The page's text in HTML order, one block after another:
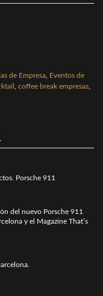
de Empresa
Eventos de
coffee break empresas
del nuevo Porsche 911
y el Magazine That’s